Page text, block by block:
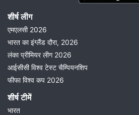
शीर्ष लीग
एमएलसी 2026
भारत का इंग्लैंड दौरा, 2026
लंका प्रीमियर लीग 2026
आईसीसी विश्व टेस्ट चैम्पियनशिप
फीफा विश्व कप 2026
शीर्ष टीमें
भारत